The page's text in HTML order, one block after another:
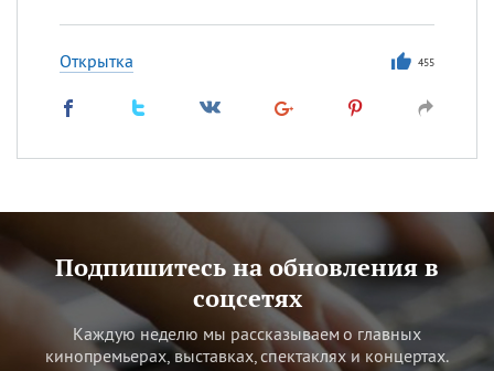
Открытка 455
Подпишитесь на обновления в
соцсетях
Каждую неделю мы рассказываем о главных
кинопремьерах, выставках, спектаклях и концертах.